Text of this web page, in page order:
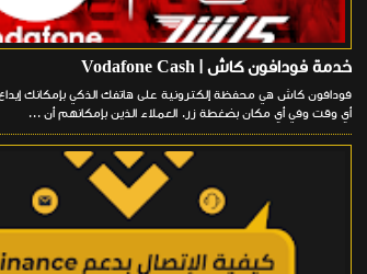
خدمة فودافون كاش | Vodafone Cash
فودافون كاش هي محفظة إلكترونية على هاتفك الذكي بإمكانك
أي وقت وفي أي مكان بضغطة زر. العملاء الذين بإمكانهم أن ...